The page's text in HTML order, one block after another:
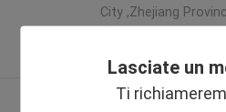
Lasciate un
Ti
City ,Zhejiang
Osservi